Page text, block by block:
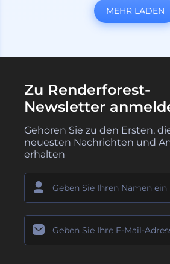
MEHR LADEN
Zu Renderforest-
Newsletter
Gehören Sie zu den Ersten,
neuesten Nachrichten und
erhalten